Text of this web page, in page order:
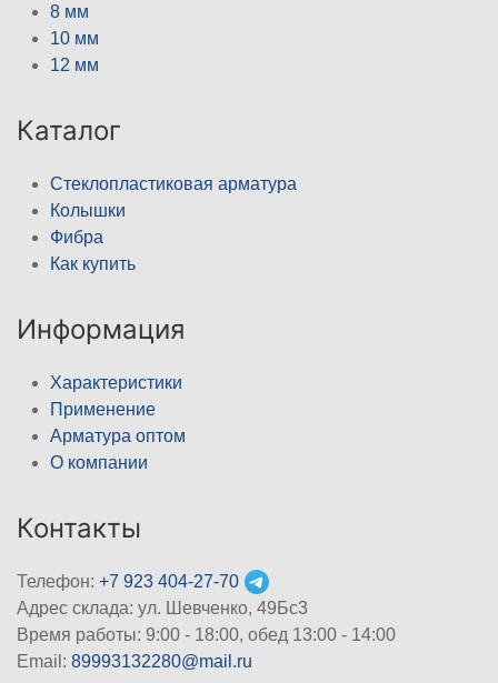
8 мм
10 мм
12 мм
Каталог
Стеклопластиковая арматура
Колышки
Фибра
Как купить
Информация
Характеристики
Применение
Арматура оптом
О компании
Контакты
Телефон: +7 923 404-27-70
Адрес склада: ул. Шевченко, 49Бс3
Время работы: 9:00 - 18:00, обед 13:00 - 14:00
Email: 89993132280@mail.ru